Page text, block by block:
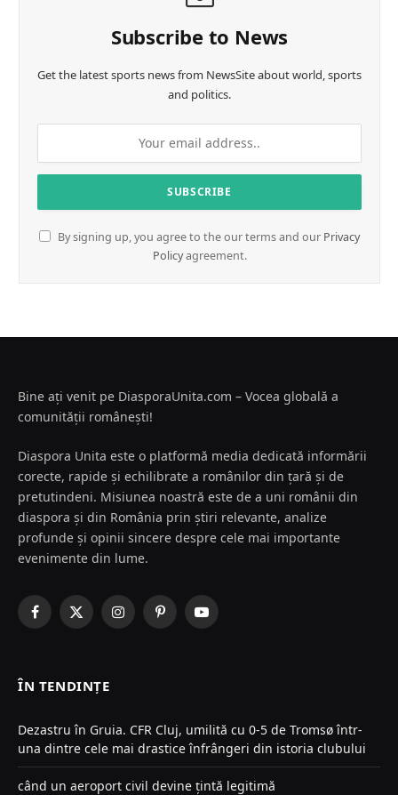
Subscribe to News
Get the latest sports news from NewsSite about world, sports
and politics.
By signing up, you agree to the our terms and our Privacy
Policyagreement.
Bine ați venit pe DiasporaUnita.com – Vocea globală a
comunității românești!
Diaspora Unita este o platformă media dedicată informării
corecte, rapide și echilibrate a românilor din țară și de
pretutindeni. Misiunea noastră este de a uni românii din
diaspora și din România prin știri relevante, analize
profunde și opinii sincere despre cele mai importante
evenimente din lume.
Facebook
X
InstagramPinterestYouTube
ÎN TENDINȚE
Dezastru în Gruia. CFR Cluj, umilită cu 0-5 de Tromsø într-
una dintre cele mai drastice înfrângeri din istoria clubului
când un aeroport civil devine țintă legitimă